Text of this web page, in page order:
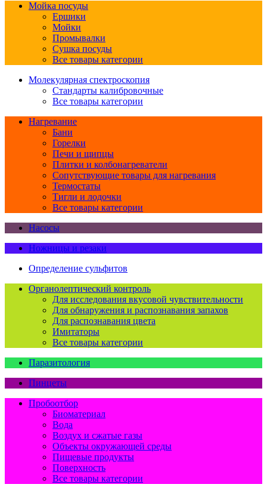
Мойка посуды
Ершики
Мойки
Промывалки
Сушка посуды
Все товары категории
Молекулярная спектроскопия
Стандарты калибровочные
Все товары категории
Нагревание
Бани
Горелки
Печи и щипцы
Плитки и колбонагреватели
Сопутствующие товары для нагревания
Термостаты
Тигли и лодочки
Все товары категории
Насосы
Ножницы и резаки
Определение сульфитов
Органолептический контроль
Для исследования вкусовой чувствительности
Для обнаружения и распознавания запахов
Для распознавания цвета
Имитаторы
Все товары категории
Паразитология
Пинцеты
Пробоотбор
Биоматериал
Вода
Воздух и сжатые газы
Объекты окружающей среды
Пищевые продукты
Поверхность
Все товары категории